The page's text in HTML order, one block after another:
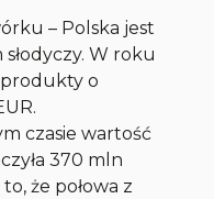
– Polska jest
W roku
o
czasie wartość
370 mln
że połowa z